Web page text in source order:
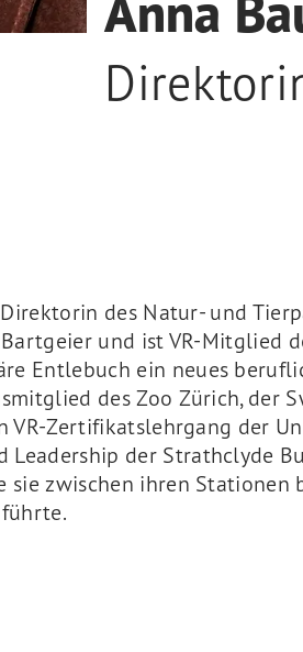
des Natur- und
und ist VR-Mitglied
Entlebuch ein neues
des Zoo Zürich, der
VR-Zertifikatslehrgang der
Leadership der Strathclyde
sie zwischen ihren